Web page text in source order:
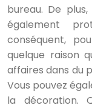
bureau. De
également
conséquent,
quelque raison
affaires dans du
Vous pouvez
la décoration.